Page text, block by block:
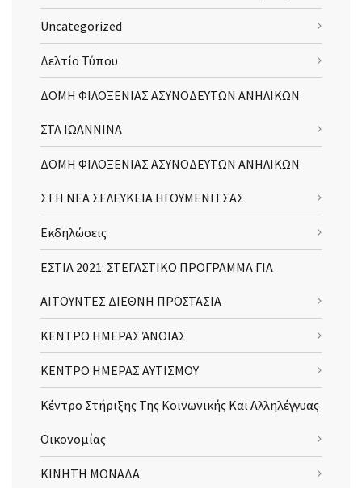
Uncategorized
Δελτίο Τύπου
ΔΟΜΗ ΦΙΛΟΞΕΝΙΑΣ ΑΣΥΝΟΔΕΥΤΩΝ ΑΝΗΛΙΚΩΝ
ΣΤΑ ΙΩΑΝΝΙΝΑ
ΔΟΜΗ ΦΙΛΟΞΕΝΙΑΣ ΑΣΥΝΟΔΕΥΤΩΝ ΑΝΗΛΙΚΩΝ
ΣΤΗ ΝΕΑ ΣΕΛΕΥΚΕΙΑ ΗΓΟΥΜΕΝΙΤΣΑΣ
Εκδηλώσεις
ΕΣΤΙΑ 2021: ΣΤΕΓΑΣΤΙΚΟ ΠΡΟΓΡΑΜΜΑ ΓΙΑ
ΑΙΤΟΥΝΤΕΣ ΔΙΕΘΝΗ ΠΡΟΣΤΑΣΙΑ
ΚΕΝΤΡΟ ΗΜΕΡΑΣ ΆΝΟΙΑΣ
ΚΕΝΤΡΟ ΗΜΕΡΑΣ ΑΥΤΙΣΜΟΥ
Κέντρο Στήριξης Της Κοινωνικής Και Αλληλέγγυας
Οικονομίας
ΚΙΝΗΤΗ ΜΟΝΑΔΑ